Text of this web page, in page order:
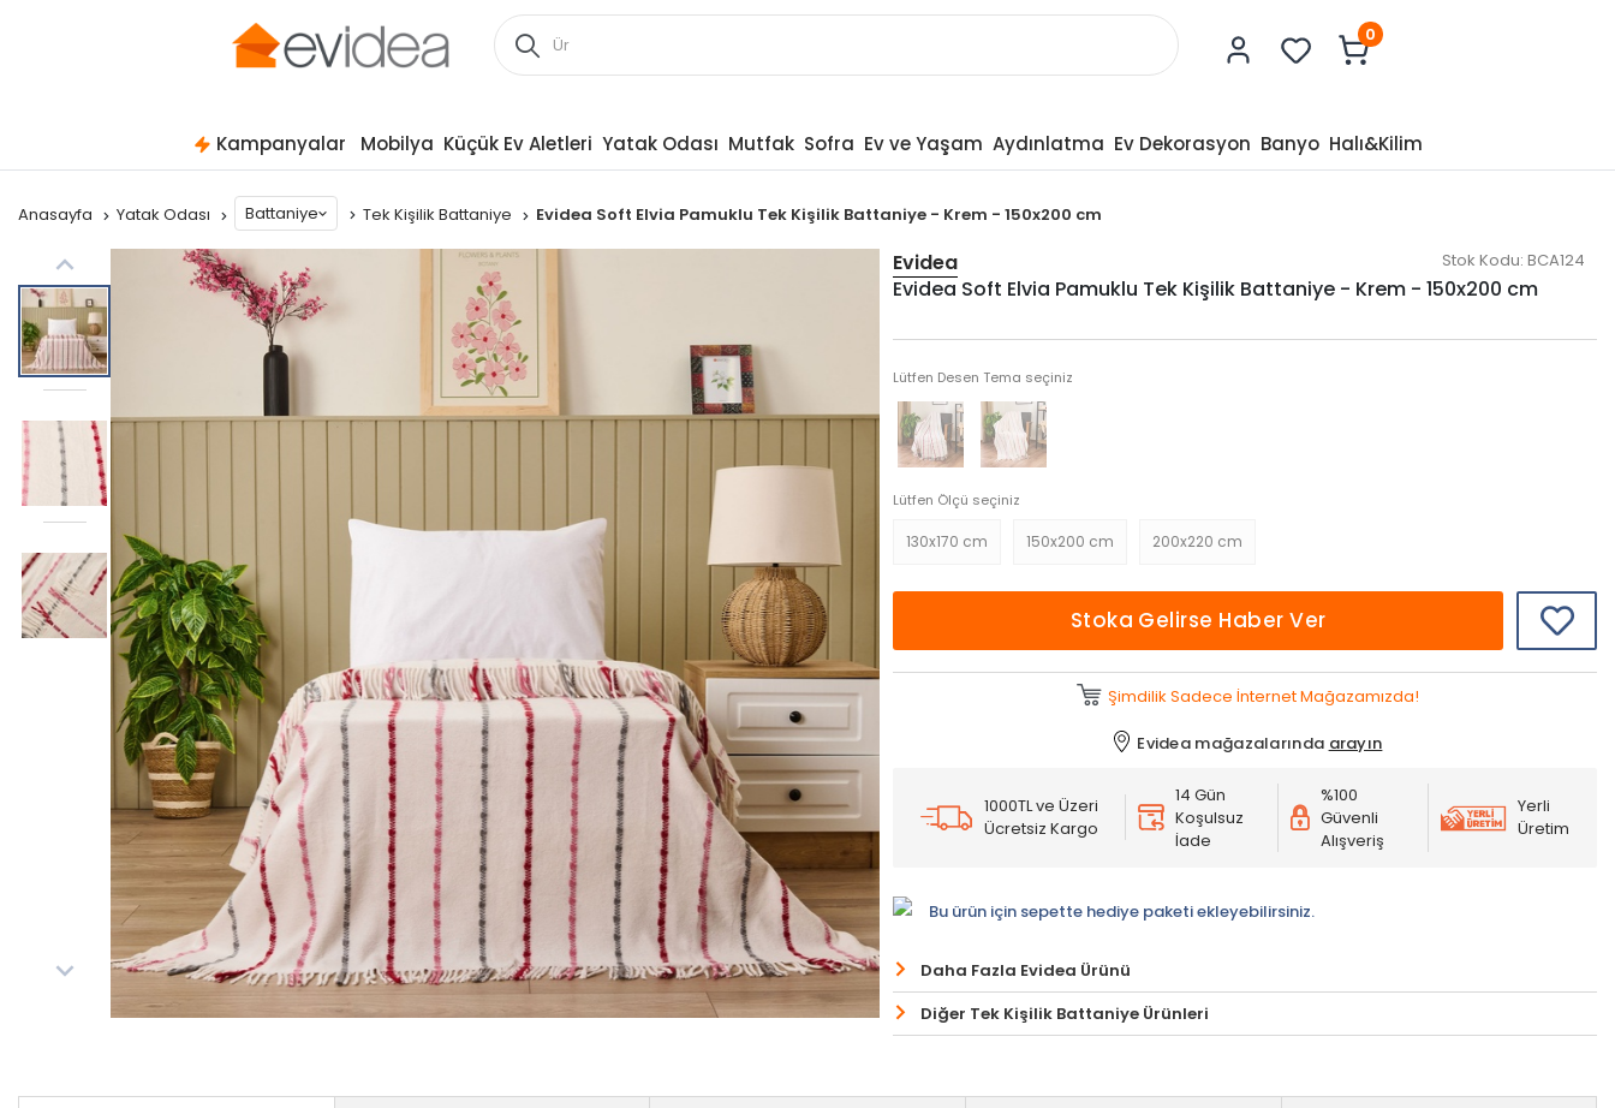
0
Kampanyalar Mobilya Küçük Ev Aletleri Yatak Odası Mutfak Sofra Ev ve Yaşam Aydınlatma Ev Dekorasyon Banyo Halı&Kilim
Anasayfa Yatak Odası Battaniye Tek Kişilik Battaniye Evidea Soft Elvia Pamuklu Tek Kişilik Battaniye - Krem - 150x200 cm
Evidea Stok Kodu: BCA124
Evidea Soft Elvia Pamuklu Tek Kişilik Battaniye - Krem - 150x200 cm
Lütfen Desen Tema seçiniz
Lütfen Ölçü seçiniz
130x170 cm 150x200 cm 200x220 cm
Stoka Gelirse Haber Ver
Şimdilik Sadece İnternet Mağazamızda!
Evidea mağazalarında arayın
1000TL ve Üzeri
Ücretsiz Kargo
14 Gün
Koşulsuz
İade
%100
Güvenli
Alışveriş
Yerli
Üretim
Bu ürün için sepette hediye paketi ekleyebilirsiniz.
Daha Fazla Evidea Ürünü
Diğer Tek Kişilik Battaniye Ürünleri